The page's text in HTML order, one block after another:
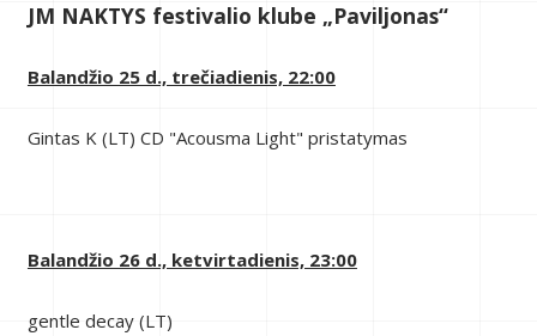
JM NAKTYS festivalio klube „Paviljonas“
Balandžio 25 d., trečiadienis, 22:00
Gintas K (LT) CD "Acousma Light" pristatymas
Balandžio 26 d., ketvirtadienis, 23:00
gentle decay (LT)